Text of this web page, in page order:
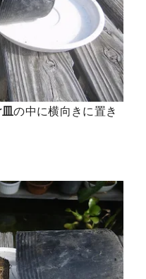
皿の中に横向きに置き